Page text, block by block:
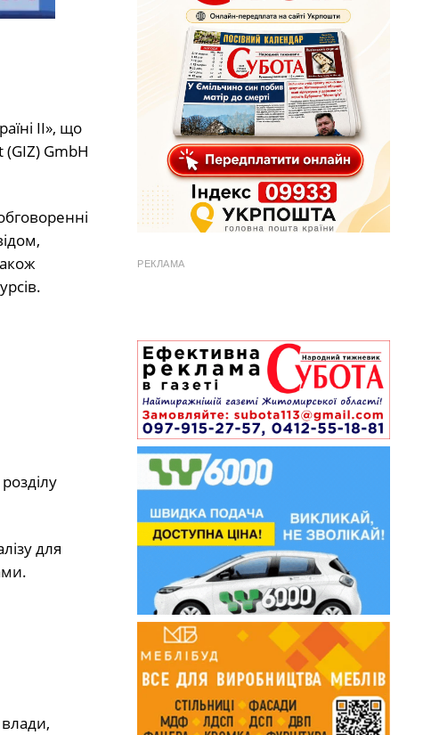
ІІ», що
GmbH
для
РЕКЛАМА